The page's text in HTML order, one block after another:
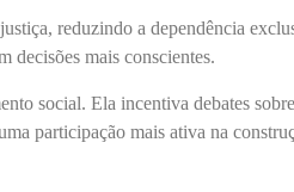
reduzindo a dependência
decisões mais conscientes.
social. Ela incentiva debates sobre
participação mais ativa na